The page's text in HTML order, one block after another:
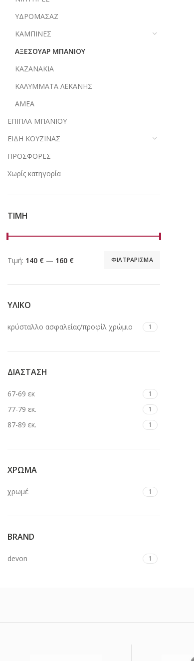
ΥΔΡΟΜΑΣΑΖ
ΚΑΜΠΙΝΕΣ
ΑΞΕΣΟΥΑΡ ΜΠΑΝΙΟΥ
ΚΑΖΑΝΑΚΙΑ
ΚΑΛΥΜΜΑΤΑ ΛΕΚΑΝΗΣ
ΑΜΕΑ
ΕΠΙΠΛΑ ΜΠΑΝΙΟΥ
ΕΙΔΗ ΚΟΥΖΙΝΑΣ
ΠΡΟΣΦΟΡΕΣ
Χωρίς κατηγορία
ΤΙΜΗ
ΦΙΛΤΡΑΡΙΣΜΑ
Τιμή: 140 € — 160 €
ΥΛΙΚΟ
κρύσταλλο ασφαλείας/προφίλ χρώμιο 1
ΔΙΑΣΤΑΣΗ
67-69 εκ 1
77-79 εκ. 1
87-89 εκ. 1
ΧΡΩΜΑ
χρωμέ 1
BRAND
devon 1